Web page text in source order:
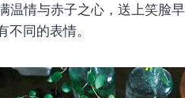
温情与赤子之心，送上笑脸
同的表情。